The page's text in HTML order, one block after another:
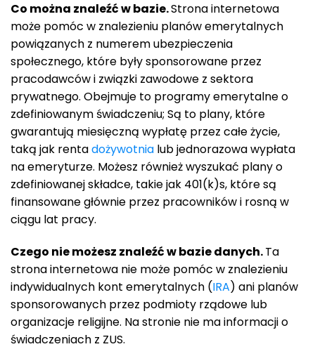
Co można znaleźć w bazie.Strona internetowa
może pomóc w znalezieniu planów emerytalnych
powiązanych z numerem ubezpieczenia
społecznego, które były sponsorowane przez
pracodawców i związki zawodowe z sektora
prywatnego. Obejmuje to programy emerytalne o
zdefiniowanym świadczeniu; Są to plany, które
gwarantują miesięczną wypłatę przez całe życie,
taką jak rentadożywotnia lub jednorazowa wypłata
na emeryturze. Możesz również wyszukać plany o
zdefiniowanej składce, takie jak 401(k)s, które są
finansowane głównie przez pracowników i rosną w
ciągu lat pracy.
Czego nie możesz znaleźć w bazie danych.Ta
strona internetowa nie może pomóc w znalezieniu
indywidualnych kont emerytalnych (IRA) ani planów
sponsorowanych przez podmioty rządowe lub
organizacje religijne. Na stronie nie ma informacji o
świadczeniach z ZUS.